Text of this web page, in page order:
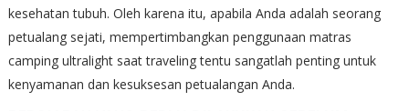
kesehatan tubuh. Oleh karena itu, apabila Anda adalah seorang
petualang sejati, mempertimbangkan penggunaan matras
camping ultralight saat traveling tentu sangatlah penting untuk
kenyamanan dan kesuksesan petualangan Anda.